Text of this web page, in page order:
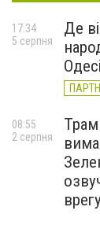
Де
17:34
5 серпня
08:55
2 серпня